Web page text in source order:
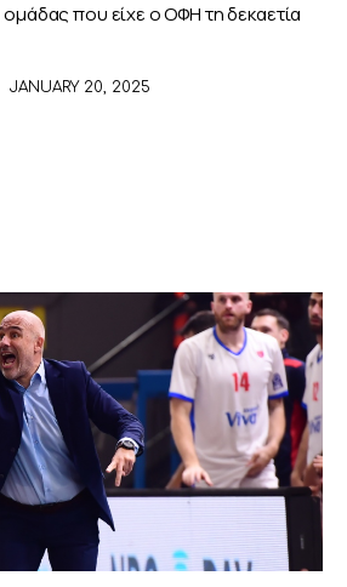
που είχε ο ΟΦΗ τη δεκαετία
JANUARY 20, 2025